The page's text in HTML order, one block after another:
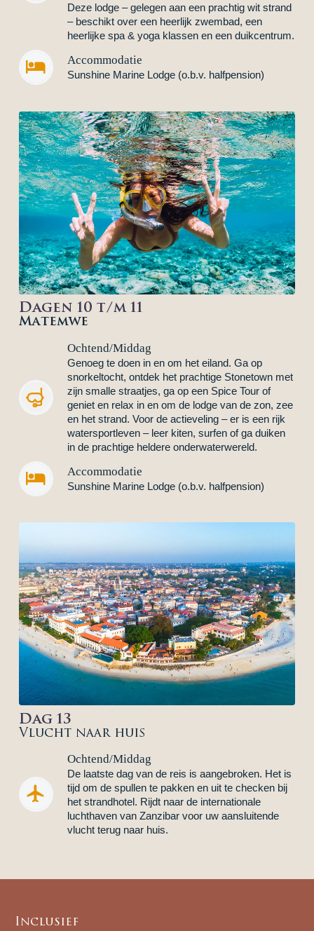
Deze lodge – gelegen aan een prachtig wit strand
– beschikt over een heerlijk zwembad, een
heerlijke spa & yoga klassen en een duikcentrum.

 Accommodatie
Sunshine Marine Lodge (o.b.v. halfpension)
Dagen 10 t/m 11
Matemwe
Ochtend/Middag
Genoeg te doen in en om het eiland. Ga op
snorkeltocht, ontdek het prachtige Stonetown met
zijn smalle straatjes, ga op een Spice Tour of
geniet en relax in en om de lodge van de zon, zee
en het strand. Voor de actieveling – er is een rijk
watersportleven – leer kiten, surfen of ga duiken
in de prachtige heldere onderwaterwereld.

 Accommodatie
Sunshine Marine Lodge (o.b.v. halfpension)
Dag 13
Vlucht naar huis


Ochtend/Middag
De laatste dag van de reis is aangebroken. Het is
tijd om de spullen te pakken en uit te checken bij
het strandhotel. Rijdt naar de internationale
luchthaven van Zanzibar voor uw aansluitende
vlucht terug naar huis.
Inclusief